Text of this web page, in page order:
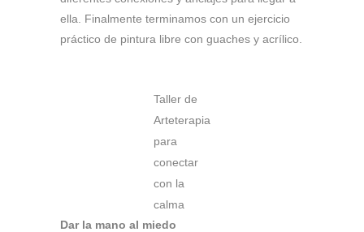
ella. Finalmente terminamos con un ejercicio
práctico de pintura libre con guaches y acrílico.
Taller de
Arteterapia
para
conectar
con la
calma
Dar la mano al miedo